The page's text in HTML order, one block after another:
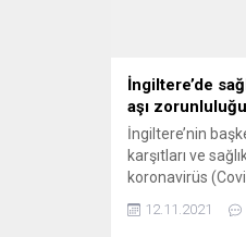
İngiltere’de
aşı
İngiltere’nin
karşıtları ve
koronavirüs
Parlamento
12.11.2021